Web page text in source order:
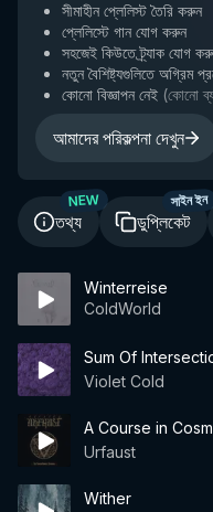
সীমাহীন প্লেলিস্ট তৈরি করুন
প্লেলিস্টে গান যোগ করুন
সহজেই কিউতে ট্র্যাক যোগ
নতুন বৈশিষ্ট্যগুলিতে অগ্রিম
কোনো বিজ্ঞাপন নেই (কোনো
আমাদের পরিকল্পনা দেখুন
তথ্য
NEW
ডুপ্লিকেট
সাইন ইন
Winterreise
ColdWorld
Sum Of
Violet Cold
A Course in
Urfaust
Wither